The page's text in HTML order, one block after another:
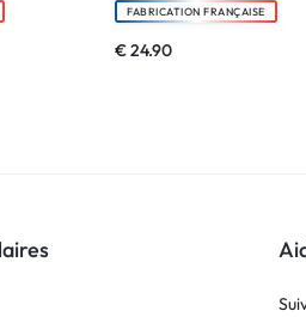
FABRICATION FRANÇAISE
€24.90